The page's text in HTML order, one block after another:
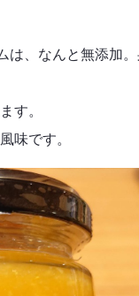
は、なんと無添加
す。
味です。